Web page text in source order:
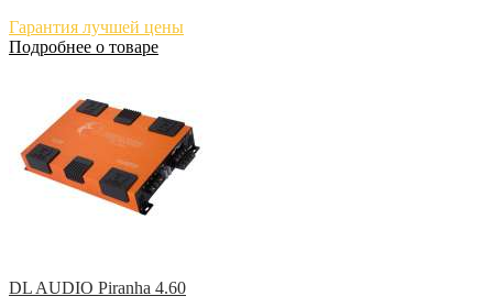
Гарантия лучшей цены
Подробнее о товаре
DL AUDIO Piranha 4.60